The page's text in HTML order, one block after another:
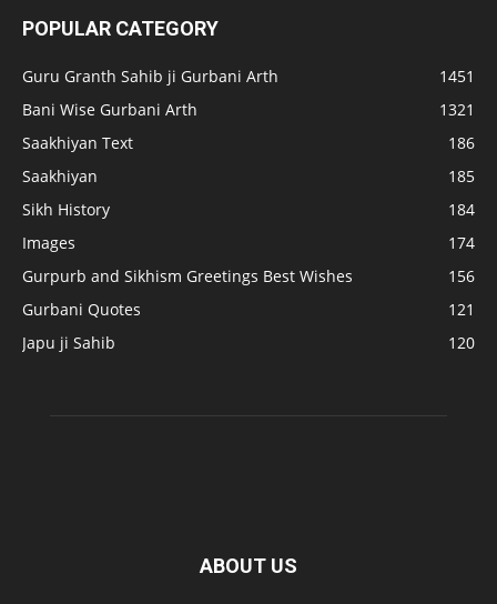
POPULAR CATEGORY
Guru Granth Sahib ji Gurbani Arth
1451
Bani Wise Gurbani Arth
1321
Saakhiyan Text
186
Saakhiyan
185
Sikh History
184
Images
174
Gurpurb and Sikhism Greetings Best Wishes
156
Gurbani Quotes
121
Japu ji Sahib
120
ABOUT US